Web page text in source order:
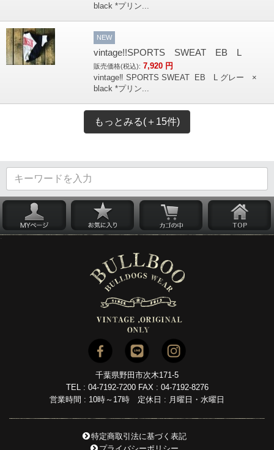
black *プリン...
NEW
vintage!!SPORTS SWEAT EB L
販売価格(税込): 7,920 円
vintage‼︎ SPORTS SWEAT EB L グレー ×
black *プリン...
もっとみる(＋15件)
千葉県野田市次木171-5
TEL : 04-7192-7200 FAX : 04-7192-8276
営業時間 : 10時～17時 定休日 : 月曜日・水曜日
特定商取引法に基づく表記